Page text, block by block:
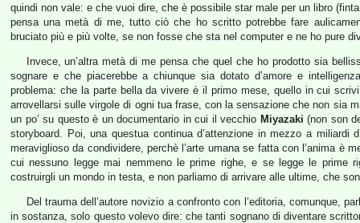
quindi non vale: e che vuoi dire, che è possibile star male per un libro
pensa una metà di me, tutto ciò che ho scritto potrebbe fare
bruciato più e più volte, se non fosse che sta nel computer e ne ho pure
Invece, un’altra metà di me pensa che quel che ho prodotto sia
sognare e che piacerebbe a chiunque sia dotato d’amore e
problema: che la parte bella da vivere è il primo mese, quello in cui
arrovellarsi sulle virgole di ogni tua frase, con la sensazione che non sia
un po’ su questo è un documentario in cui il vecchio Miyazaki (non son
storyboard. Poi, una questua continua d’attenzione in mezzo a miliardi
meraviglioso da condividere, perchè l’arte umana se fatta con l’anima è
cui nessuno legge mai nemmeno le prime righe, e se legge le prime
costruirgli un mondo in testa, e non parliamo di arrivare alle ultime, che
Del trauma dell’autore novizio a confronto con l’editoria, comunque,
in sostanza, solo questo volevo dire: che tanti sognano di diventare